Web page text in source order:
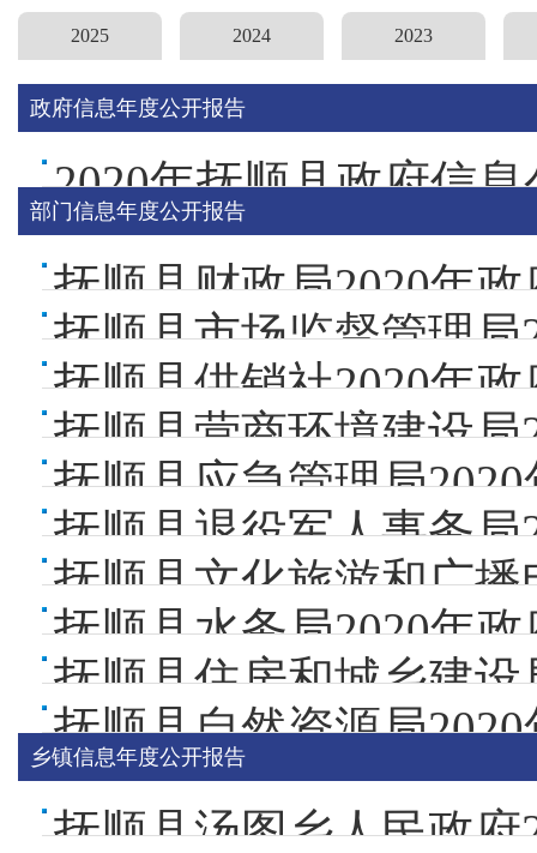
2025 2024 2023
政府信息年度公开报告
2020年抚顺县政府信
部门信息年度公开报告
抚顺县财政局2020年
抚顺县供销社2020年
抚顺县水务局2020年
乡镇信息年度公开报告